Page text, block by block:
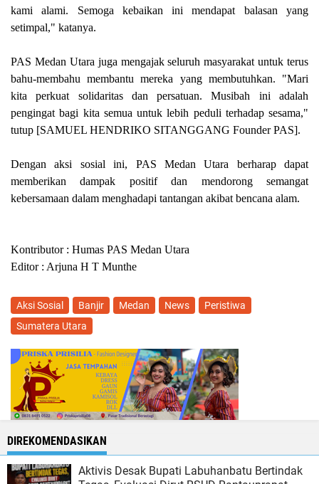
kami alami. Semoga kebaikan ini mendapat balasan yang
setimpal," katanya.
PAS Medan Utara juga mengajak seluruh masyarakat untuk terus
bahu-membahu membantu mereka yang membutuhkan. "Mari
kita perkuat solidaritas dan persatuan. Musibah ini adalah
pengingat bagi kita semua untuk lebih peduli terhadap sesama,"
tutup [SAMUEL HENDRIKO SITANGGANG Founder PAS].
Dengan aksi sosial ini, PAS Medan Utara berharap dapat
memberikan dampak positif dan mendorong semangat
kebersamaan dalam menghadapi tantangan akibat bencana alam.
Kontributor : Humas PAS Medan Utara
Editor : Arjuna H T Munthe
Aksi Sosial Banjir Medan News
Peristiwa
Sumatera Utara
DIREKOMENDASIKAN
‎Aktivis Desak Bupati Labuhanbatu Bertindak